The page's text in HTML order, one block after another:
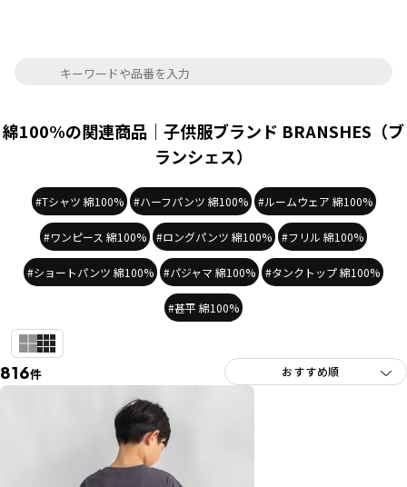
綿100%の関連商品｜子供服ブランド BRANSHES（ブ
ランシェス）
#Tシャツ 綿100% #ハーフパンツ 綿100% #ルームウェア 綿100%
#ワンピース 綿100% #ロングパンツ 綿100% #フリル 綿100%
#ショートパンツ 綿100% #パジャマ 綿100% #タンクトップ 綿100%
#甚平 綿100%
816件